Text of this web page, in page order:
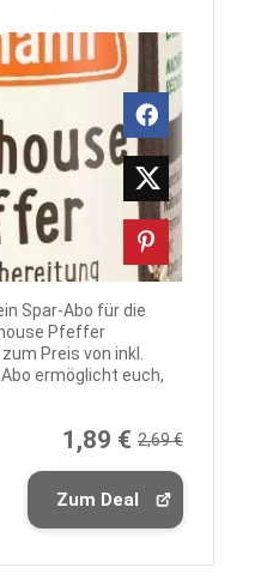
Spar-Abo für die
Pfeffer
Preis von inkl.
ermöglicht euch,
1,89 € 2,69 €
Zum Deal